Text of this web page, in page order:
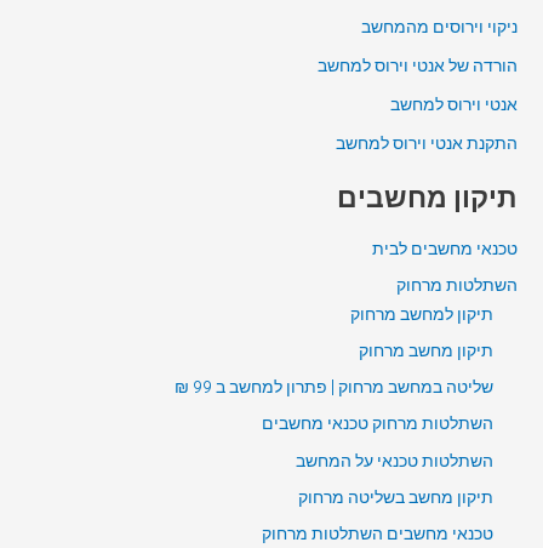
ניקוי וירוסים מהמחשב
הורדה של אנטי וירוס למחשב
אנטי וירוס למחשב
התקנת אנטי וירוס למחשב
תיקון מחשבים
טכנאי מחשבים לבית
השתלטות מרחוק
תיקון למחשב מרחוק
תיקון מחשב מרחוק
שליטה במחשב מרחוק | פתרון למחשב ב 99 ₪
השתלטות מרחוק טכנאי מחשבים
השתלטות טכנאי על המחשב
תיקון מחשב בשליטה מרחוק
טכנאי מחשבים השתלטות מרחוק